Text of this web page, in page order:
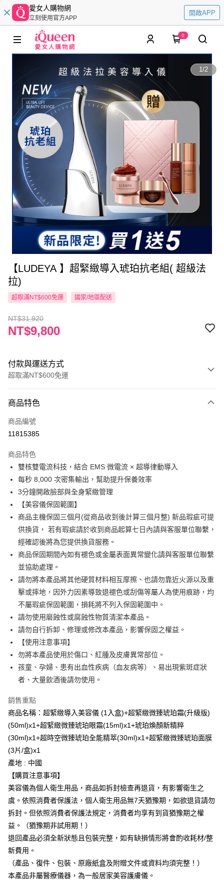
愛女人購物網
立刻使用官方APP
開啟APP
0
1/2
【LUDEYA 】超緊緻導入琥珀抗老組( 超級法
拉)
超取滿NT$600免運 國家/地區配送
NT$31,920
NT$9,800
付款與運送方式
超取滿NT$600免運
信用卡一次付款
超商取貨付款
Apple Pay
街口支付
悠遊付
Google Pay
全盈+PAY
AFTEE先享後付
相關說明
【關於「AFTEE先享後付」】
AFTEE先享後付是「在收到商品之後才付款」的支付方式。 讓您購物簡單
１．簡單：不需註冊會員、不需綁卡、不需儲值。
２．便利：只要手機號碼，簡訊認證，即可結帳。
３．安心：先確認商品／服務後，再付款。
【「AFTEE先享後付」結帳流程】
１．於結帳方式選擇「AFTEE先享後付」後，將跳轉至「AFTEE先享後付」
２．訂單成立數日內，您將收到繳費通知簡訊。
３．收到繳費通知簡訊後14天內，點擊此簡訊中的連結，可透過四大超商／
※ 請注意：結帳手續完成當下不需立刻繳費，但若您需要取消訂單，請聯絡
後付繳納相關費用。
※ 交易是否成功請以「AFTEE先享後付 」之結帳頁面顯示為準，若有關於
是否繳費成功／繳費後需取消欲退款等相關疑問，請聯繫「AFTEE先享後付
客戶支援中心」 https://netprotections.freshdesk.com/support/home
【注意事項】
易，需依本服務之必要範圍內提供個人資料，並將交易相關給付款項請求債
權轉讓予恩沛科技股份有限公司。
２．關於個人資料處理事宜，請瀏覽以下網址：
https://aftee.tw/terms/#terms3
３．未成年的使用者請事先徵得法定代理人或監護人之同意方可使用
「AFTEE先享後付」，若未經同意申辦者引起之損失，本公司不負相關責
４．使用「AFTEE先享後付」時，將依據個別帳號之用戶狀況，依本公司即
時審查核予不同之上限額度；若仍有額度不足之情形，本公司將視審查結果
請求用戶進行身份認證。
恩沛科技股份有限公司將有權停止該用戶之使用額度並採取法律行動。
ATM付款
運送方式
全家付款取貨
每筆NT$100，滿NT$600(含以上)免運費
每筆NT$100，滿NT$600(含以上)免運費
付款後萊爾富取貨
每筆NT$100，滿NT$600(含以上)免運費
每筆NT$100，滿NT$600(含以上)免運費
付款後7-11取貨
每筆NT$100，滿NT$600(含以上)免運費
宅配
每筆NT$100，滿NT$600(含以上)免運費
離島配送
每筆NT$150，滿NT$1,500(含以上)免運費
商品特色
商品編號
11815385
商品特色
雙核雙電流科技，結合 EMS 微電流 × 超導律動導入
每秒 8,000 次密集輸出，幫助提升保養效率
3分鐘開啟臉部與全身緊緻管理
【美容儀保固範圍】
商品主機保固三個月(從商品收到後計算三個月整) 新品瑕疵可提
供換貨， 若有瑕疵請於收到商品起算七日內請與客服單位聯繫，
經確認後將為您提供換貨服務。
商品保固期間內如有褪色或金屬表面異常變化請與客服單位聯繫
並協助處理。
請勿將本產品將其他硬質材料相互摩擦、也請勿靠近火源以及重
擊或摔地，因外力因素導致退褪色或刮傷等屬人為使用痕跡，均
不屬瑕疵保固範圍，損耗將不列入保固範圍中。
請勿使用磨蝕性或腐蝕性物質清潔本產品。
請勿自行拆卸、修理或修改本產品，影響保固之權益。
【使用注意事項】
勿將本產品使用於傷口、紅腫及皮膚異常部位。
孩童、孕婦、患有出血性疾病（血友病等）、易出現紫斑症狀
者、大量飲酒後請勿使用。
銷售重點
商品名稱：超緊緻導入美容儀 (1入盒)+超緊緻微臻琥珀霜(升級版)
(50ml)x1+超緊緻微臻琥珀眼霜(15ml)x1+琥珀煥顏新精粹
(30ml)x1+超時空微臻琥珀全能精萃(30ml)x1+超緊緻微臻琥珀面膜
(3片/盒)x1
產地 : 中國
【購買注意事項】
美容儀為個人衛生用品，商品如拆封檢查再退貨，有影響衛生之
虞。依照消費者保護法，個人衛生用品無7天猶豫期，如欲退貨請勿
拆封。但依照消費者保護法規定，消費者均享有到貨猶豫期之權
益。（猶豫期非試用期！）
退回產品必須全新狀態且包裝完整，如有缺損情形將會酌收耗材/整
新費用。
（產品、復件、包裝、原廠紙盒及附贈文件或資料均須完整！）
本產品非屬醫療儀器，為一般居家美容護膚儀。